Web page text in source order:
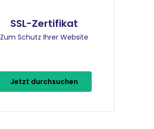
SSL-Zertifikat
Zum Schutz Ihrer Website
Jetzt durchsuchen